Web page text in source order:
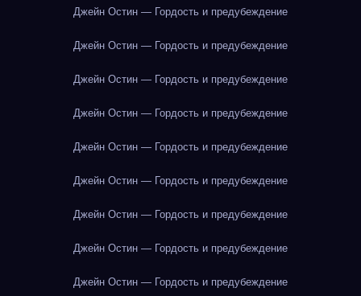
Джейн Остин — Гордость и предубеждение
Джейн Остин — Гордость и предубеждение
Джейн Остин — Гордость и предубеждение
Джейн Остин — Гордость и предубеждение
Джейн Остин — Гордость и предубеждение
Джейн Остин — Гордость и предубеждение
Джейн Остин — Гордость и предубеждение
Джейн Остин — Гордость и предубеждение
Джейн Остин — Гордость и предубеждение